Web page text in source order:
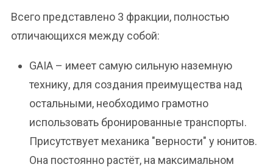
Всего представлено 3 фракции, полностью
отличающихся между собой:
GAIA – имеет самую сильную наземную
технику, для создания преимущества над
остальными, необходимо грамотно
использовать бронированные транспорты.
Присутствует механика "верности" у юнитов.
Она постоянно растёт, на максимальном